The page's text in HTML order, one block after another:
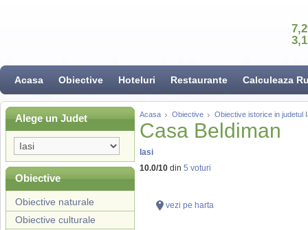
Acasa Obiective Hoteluri Restaurante Calculeaza
Alege un Judet
Obiective
Obiective naturale
Obiective culturale
Acasa Obiective Obiective istorice in judetul
Casa Beldiman
Iasi
10.0/10 din 5 voturi
vezi pe harta